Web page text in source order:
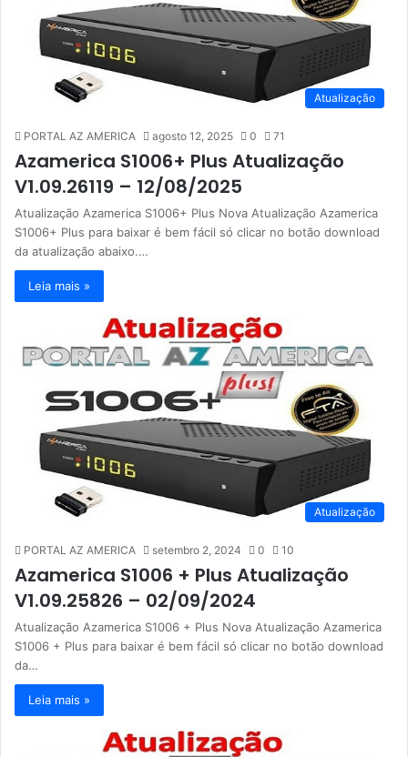
Atualização
PORTAL AZ AMERICA agosto 12, 2025 0 71
Azamerica S1006+ Plus Atualização
V1.09.26119 – 12/08/2025
Atualização Azamerica S1006+ Plus Nova Atualização Azamerica
S1006+ Plus para baixar é bem fácil só clicar no botão download
da atualização abaixo.…
Leia mais »
Atualização
PORTAL AZ AMERICA setembro 2, 2024 0 10
Azamerica S1006 + Plus Atualização
V1.09.25826 – 02/09/2024
Atualização Azamerica S1006 + Plus Nova Atualização Azamerica
S1006 + Plus para baixar é bem fácil só clicar no botão download
da…
Leia mais »